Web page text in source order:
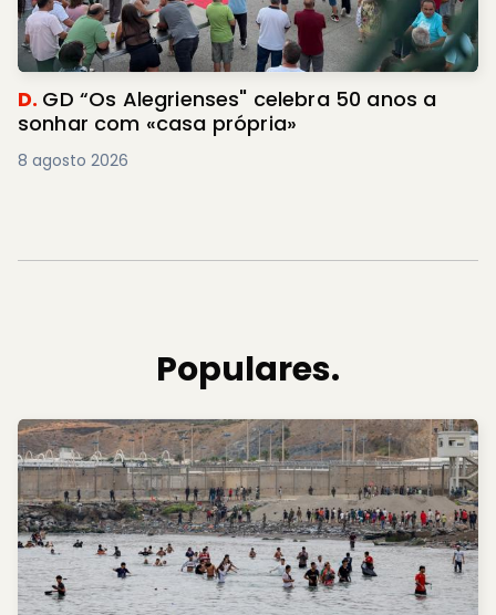
D. GD “Os Alegrienses" celebra 50 anos a
sonhar com «casa própria»
8 agosto 2026
Populares.